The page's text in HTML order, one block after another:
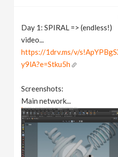
Day 1: SPIRAL => (endless!)
video...
https://1drv.ms/v/
y9lA?e=Stku5h
Screenshots:
Main network...